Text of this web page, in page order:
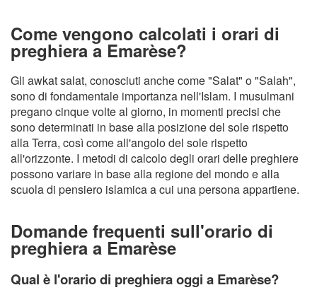
Come vengono calcolati i orari di
preghiera a Emarèse?
Gli awkat salat, conosciuti anche come "Salat" o "Salah",
sono di fondamentale importanza nell'Islam. I musulmani
pregano cinque volte al giorno, in momenti precisi che
sono determinati in base alla posizione del sole rispetto
alla Terra, così come all'angolo del sole rispetto
all'orizzonte. I metodi di calcolo degli orari delle preghiere
possono variare in base alla regione del mondo e alla
scuola di pensiero islamica a cui una persona appartiene.
Domande frequenti sull'orario di
preghiera a Emarèse
Qual è l'orario di preghiera oggi a Emarèse?